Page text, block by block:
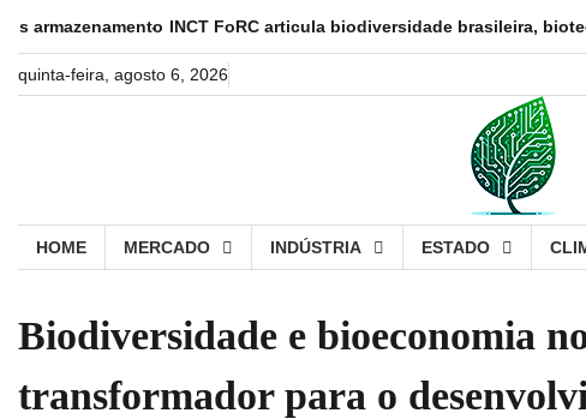
content
INCT FoRC articula biodiversidade brasileira,
quinta-feira, agosto 6, 2026
HOME MERCADO INDÚSTRIA ESTADO
Biodiversidade e bioeconomia
transformador para o